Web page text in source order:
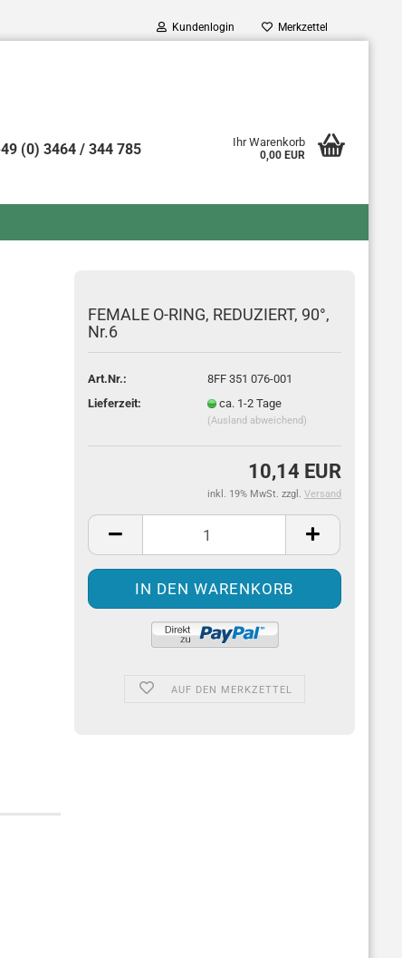
Kundenlogin
erstellen
Merkzettel
(0) 3464 / 344 785 Ihr Warenkorb
0,00 EUR
FE­MA­LE O-​RING, RE­DU­ZIERT, 90°,
Nr.6
Art.Nr.:
8FF 351 076-001
Lieferzeit:
ca. 1-2 Tage
(Ausland abweichend)
10,14 EUR
inkl. 19% MwSt. zzgl. Versand
AUF DEN MERKZETTEL